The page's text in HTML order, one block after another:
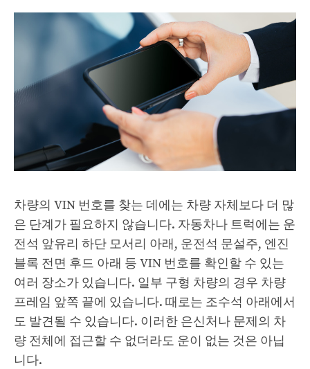
차량의 VIN 번호를 찾는 데에는 차량 자체보다 더 많
은 단계가 필요하지 않습니다. 자동차나 트럭에는 운
전석 앞유리 하단 모서리 아래, 운전석 문설주, 엔진
블록 전면 후드 아래 등 VIN 번호를 확인할 수 있는
여러 장소가 있습니다. 일부 구형 차량의 경우 차량
프레임 앞쪽 끝에 있습니다. 때로는 조수석 아래에서
도 발견될 수 있습니다. 이러한 은신처나 문제의 차
량 전체에 접근할 수 없더라도 운이 없는 것은 아닙
니다.